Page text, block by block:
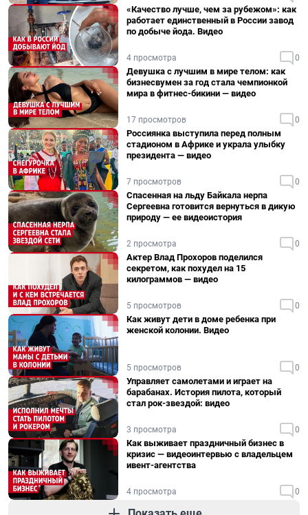
«Качество лучше, чем за рубежом»: как
работает единственный в России завод
по добыче йода. Видео
4 просмотра 0
Девушка с лучшим в мире телом: как
бизнесвумен за год стала чемпионкой
мира в фитнес-бикини — видео
17 просмотров 0
Россиянка выступила перед полным
стадионом в Африке и украла улыбку
президента — видео
7 просмотров 0
Спасенная на льду Байкала нерпа
Сергеевна готовится вернуться в дикую
природу — ее видеоистория
2 просмотра 0
Актер Влад Прохоров поделился
секретом, как похудел на 15
килограммов — видео
5 просмотров 0
Как живут дети в доме ребенка при
женской колонии. Видео
5 просмотров 0
Управляет самолетами и играет на
барабанах. История пилота, который
стал рок-звездой: видео
3 просмотра 0
Как выживает праздничный бизнес в
кризис — видеоинтервью с владельцем
ивент-агентства
4 просмотра 0